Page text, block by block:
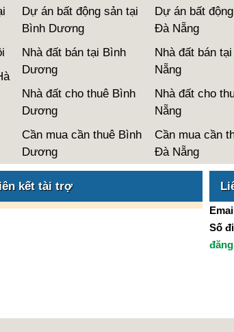
Dự án bất động sản tại
Bình Dương
Nhà đất bán tại Bình
Dương
Nhà đất cho thuê Bình
Dương
Cần mua cần thuê Bình
Dương
Dự án bất
Đà Nẵng
Nhà đất bán
Nẵng
Nhà đất cho
Nẵng
Cần mua cần
Đà Nẵng
kết tài trợ
Số